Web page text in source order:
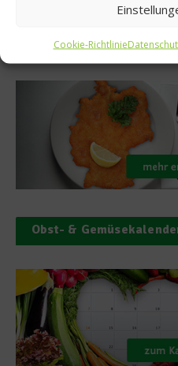
Cookie-Richtlinie
Was isst Deutschland
Obst- &